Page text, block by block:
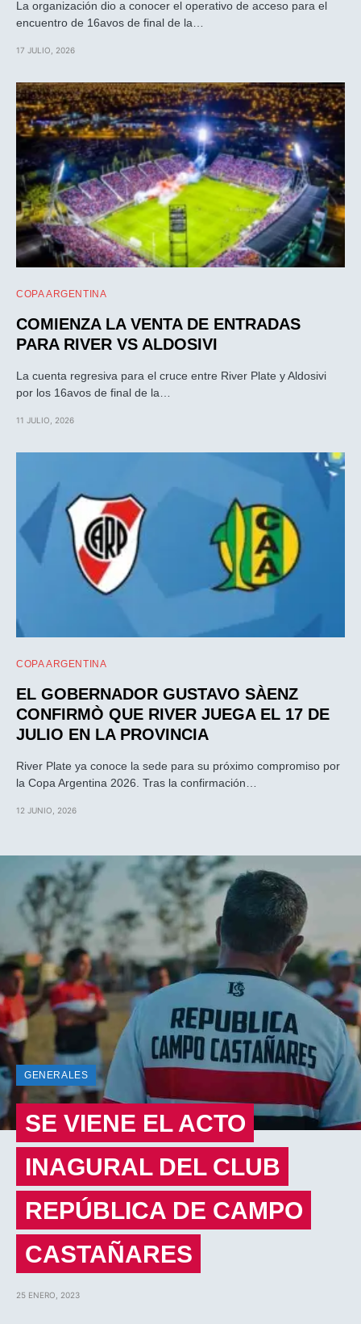
La organización dio a conocer el operativo de acceso para el
encuentro de 16avos de final de la…
17 JULIO, 2026
COPA ARGENTINA
COMIENZA LA VENTA DE ENTRADAS
PARA RIVER VS ALDOSIVI
La cuenta regresiva para el cruce entre River Plate y Aldosivi
por los 16avos de final de la…
11 JULIO, 2026
COPA ARGENTINA
EL GOBERNADOR GUSTAVO SÀENZ
CONFIRMÒ QUE RIVER JUEGA EL 17 DE
JULIO EN LA PROVINCIA
River Plate ya conoce la sede para su próximo compromiso por
la Copa Argentina 2026. Tras la confirmación…
12 JUNIO, 2026
GENERALES
SE VIENE EL ACTO
INAGURAL DEL CLUB
REPÚBLICA DE CAMPO
CASTAÑARES
25 ENERO, 2023